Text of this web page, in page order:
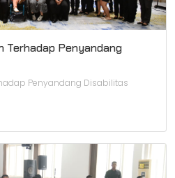
Terhadap Penyandang
Penyandang Disabilitas